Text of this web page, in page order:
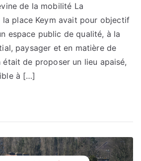
de la mobilité La
la place Keym avait pour objectif
espace public de qualité, à la
paysager et en matière de
était de proposer un lieu apaisé,
à […]